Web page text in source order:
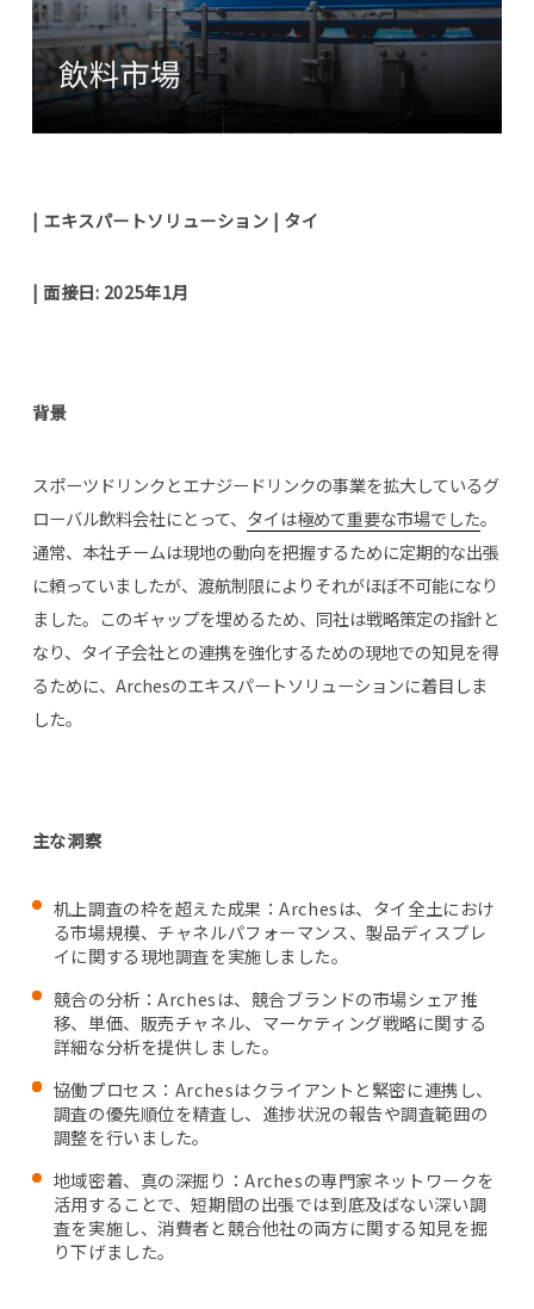
- 中途採用
- 海外インターン
クライアントとしてログイン
ENGLISH
ESPAÑOL
| エキスパートソリューション | タイ
| 面接日: 2025年1月
背景
スポーツドリンクとエナジードリンクの事業を拡大しているグ
ローバル飲料会社にとって、 タイは極めて重要な市場でした。
通常、本社チームは現地の動向を把握するために定期的な出張
に頼っていましたが、渡航制限によりそれがほぼ不可能になり
ました。このギャップを埋めるため、同社は戦略策定の指針と
なり、タイ子会社との連携を強化するための現地での知見を得
るために、Archesのエキスパートソリューションに着目しま
した。
主な洞察
机上調査の枠を超えた成果：Archesは、タイ全土におけ
る市場規模、チャネルパフォーマンス、製品ディスプレ
イに関する現地調査を実施しました。
競合の分析：Archesは、競合ブランドの市場シェア推
移、単価、販売チャネル、マーケティング戦略に関する
詳細な分析を提供しました。
協働プロセス：Archesはクライアントと緊密に連携し、
調査の優先順位を精査し、進捗状況の報告や調査範囲の
調整を行いました。
地域密着、真の深掘り：Archesの専門家ネットワークを
活用することで、短期間の出張では到底及ばない深い調
査を実施し、消費者と競合他社の両方に関する知見を掘
り下げました。